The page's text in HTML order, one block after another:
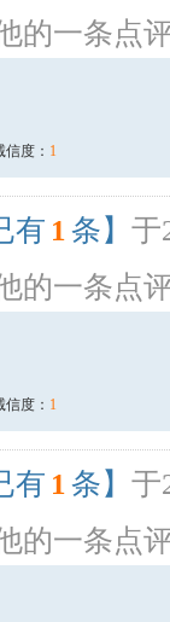
的一条点
信度： 1
有 1 条】 于
的一条点
信度： 1
有 1 条】 于
的一条点